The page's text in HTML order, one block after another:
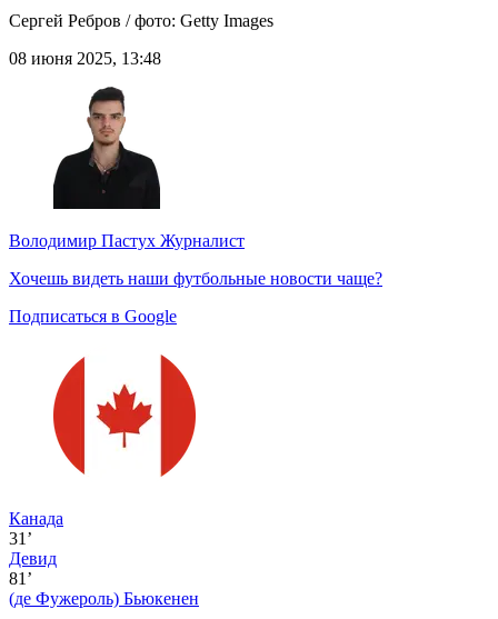
Сергей Ребров / фото: Getty Images
08 июня 2025, 13:48
Володимир Пастух Журналист
Хочешь видеть наши футбольные новости чаще?
Подписаться в Google
Канада
31’
Девид
81’
(де Фужероль) Бьюкенен